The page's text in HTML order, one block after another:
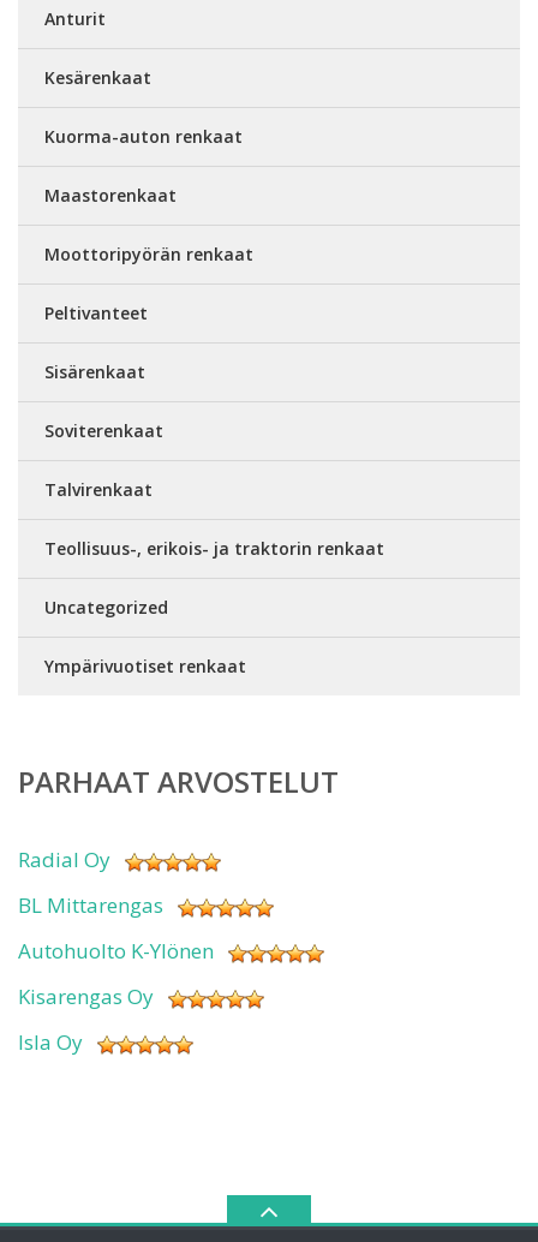
Anturit
Kesärenkaat
Kuorma-auton renkaat
Maastorenkaat
Moottoripyörän renkaat
Peltivanteet
Sisärenkaat
Soviterenkaat
Talvirenkaat
Teollisuus-, erikois- ja traktorin renkaat
Uncategorized
Ympärivuotiset renkaat
PARHAAT ARVOSTELUT
Radial Oy
BL Mittarengas
Autohuolto K-Ylönen
Kisarengas Oy
Isla Oy